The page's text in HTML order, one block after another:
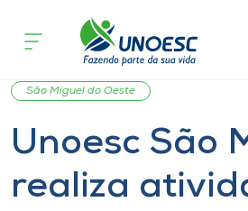
Cursos
Onde estamos
Pesquisa
Atendimento ao Estudante
acontece
Unoesc
São Miguel do Oeste
Unoesc São
realiza